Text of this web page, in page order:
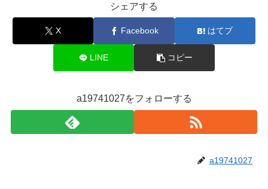
シェアする
X Facebook はてブ
LINE コピー
a19741027をフォローする
a19741027